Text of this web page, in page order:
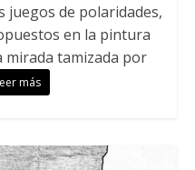
juegos de polaridades,
en la pintura
mirada tamizada por
más